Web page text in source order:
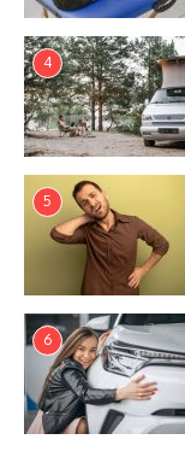
4
5
6